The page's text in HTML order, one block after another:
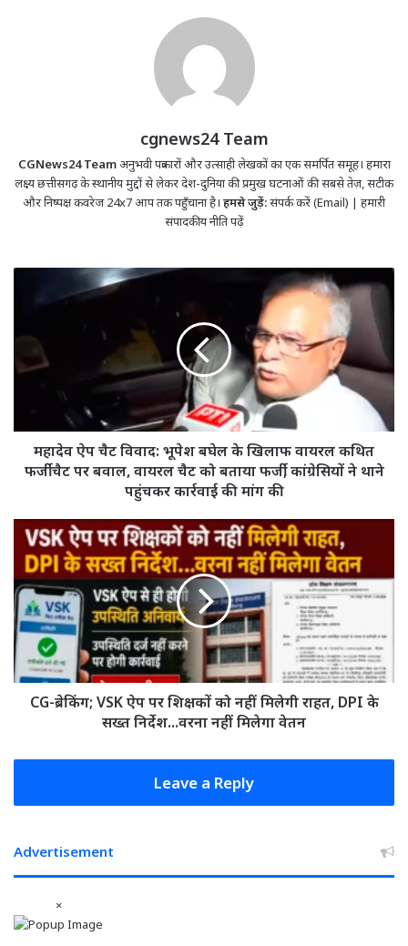
cgnews24 Team
CGNews24 Teamअनुभवी पत्रकारों और उत्साही लेखकों का एक समर्पित समूह। हमारा
लक्ष्य छत्तीसगढ़ के स्थानीय मुद्दों से लेकर देश-दुनिया की प्रमुख घटनाओं की सबसे तेज़, सटीक
और निष्पक्ष कवरेज 24x7 आप तक पहुँचाना है। हमसे जुड़ें:संपर्क करें (Email) | हमारी
संपादकीय नीति पढ़ें
विवाद:
भूपेश
बघेल
वायरल
कथित
फर्जी
बवाल,
वायरल
को
बताया
फर्जी,
कांग्रेसियों
ने
थाने
पहुंचकर
महादेव ऐप चैट विवाद: भूपेश बघेल के खिलाफ वायरल कथित
फर्जी चैट पर बवाल, वायरल चैट को बताया फर्जी, कांग्रेसियों ने थाने
पहुंचकर कार्रवाई की मांग की
CG-
ब्रेकिंग;
VSK
ऐप
पर
शिक्षकों
को
नहीं
मिलेगी
राहत,
सख्त
CG-ब्रेकिंग; VSK ऐप पर शिक्षकों को नहीं मिलेगी राहत, DPI के
सख्त निर्देश...वरना नहीं मिलेगा वेतन
Leave a Reply
Advertisement
×